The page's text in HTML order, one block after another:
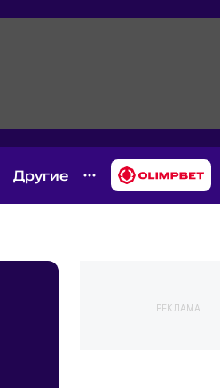
Другие
РЕКЛАМА